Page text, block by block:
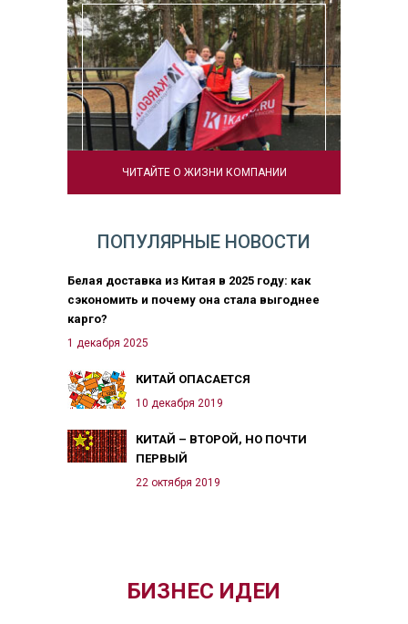
ЧИТАЙТЕ О ЖИЗНИ КОМПАНИИ
ПОПУЛЯРНЫЕ НОВОСТИ
Белая доставка из Китая в 2025 году: как
сэкономить и почему она стала выгоднее
карго?
1 декабря 2025
КИТАЙ ОПАСАЕТСЯ
10 декабря 2019
КИТАЙ – ВТОРОЙ, НО ПОЧТИ
ПЕРВЫЙ
22 октября 2019
БИЗНЕС ИДЕИ